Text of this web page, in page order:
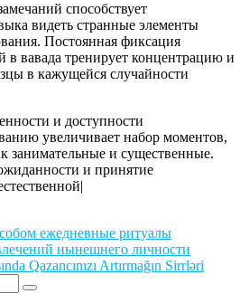
способствует
видеть странные элементы
Постоянная фиксация
вавада тренирует концентрацию и
в кажущейся случайности
и доступности
увеличивает набор моментов,
занимательные и существенные.
и принятие
ежедневные ритуалы
нынешнего личности
Qazancınızı Artırmağın Sirrləri